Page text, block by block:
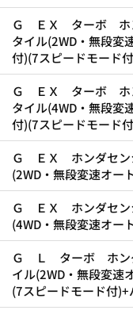
Ｇ ＥＸ ターボ ホ
タイル(2WD・無段変
付)(7スピードモード
Ｇ ＥＸ ターボ ホ
タイル(4WD・無段変
付)(7スピードモード
Ｇ ＥＸ ホンダセン
(2WD・無段変速オー
Ｇ ＥＸ ホンダセン
(4WD・無段変速オー
Ｇ Ｌ ターボ ホン
イル(2WD・無段変速
(7スピードモード付)+